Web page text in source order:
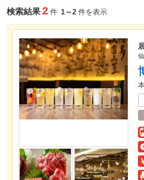
検索結果2 件 1～2 件を表示